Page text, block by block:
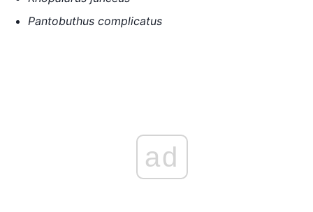
Pantobuthus complicatus
ad